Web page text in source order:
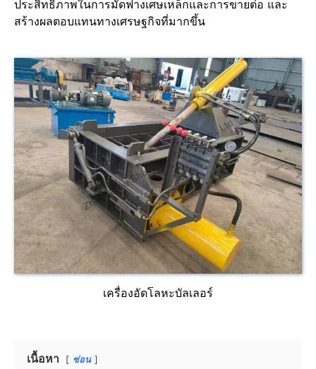
ประสิทธิภาพในการมัดฟางเศษเหล็กและการขายต่อ และ
สร้างผลตอบแทนทางเศรษฐกิจที่มากขึ้น
เครื่องอัดโลหะบัลเลอร์
เนื้อหา ซ่อน